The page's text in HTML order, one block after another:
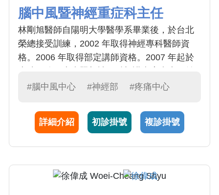
腦中風暨神經重症科主任
林剛旭醫師自陽明大學醫學系畢業後，於台北
榮總接受訓練，2002 年取得神經專科醫師資
格。2006 年取得部定講師資格。2007 年起於
自 2009 年起擔任腦中風暨神經重症加護病房主
於頭痛疾病之診斷及治療。
#腦中風中心 #神經部 #疼痛中心
詳細介紹 初診掛號 複診掛號